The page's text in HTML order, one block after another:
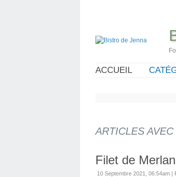
ACCUEIL
ARTICLES
Filet de
10 Septembre 2021, 06:54am |